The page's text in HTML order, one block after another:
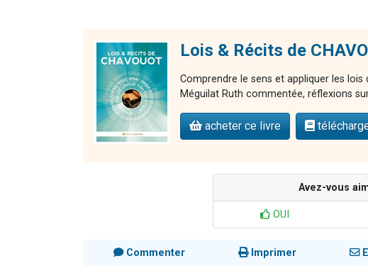
Lois & Récits de
Comprendre le sens et appliquer les
Méguilat Ruth commentée, réflexions
acheter ce livre
Avez-vous
OUI
Commenter Imprimer